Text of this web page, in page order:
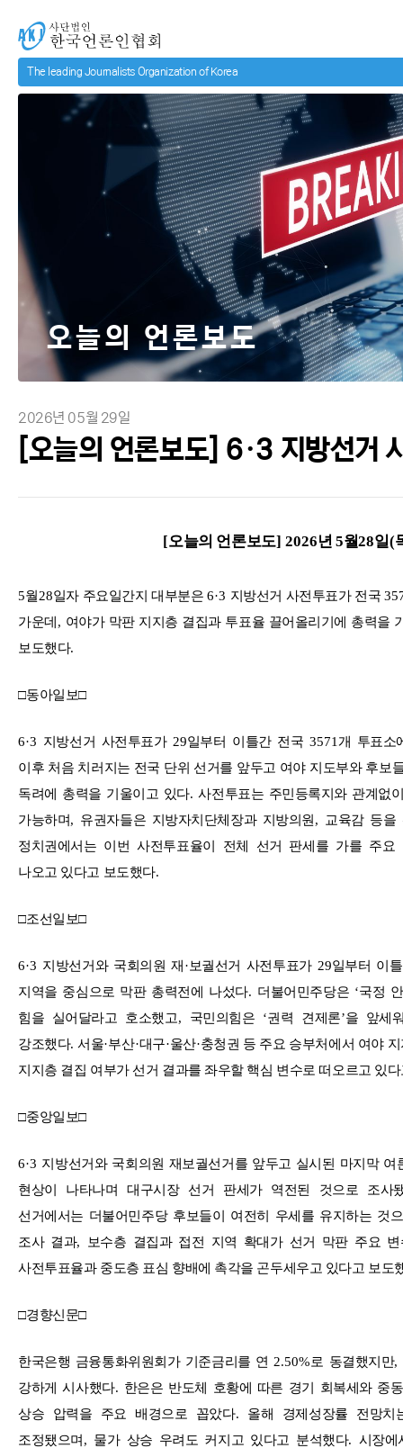
사단법인 한국언론인협회
2026년 05월 29일
[오늘의 언론보도] 6·3 지방선거
오늘의 언론보도
[오늘의 언론보도] 2026년 5월28일(
5월28일자 주요일간지 대부분은6·3 지방선거 사전투표가 전국
가운데 , 여야가 막판 지지층 결집과 투표율 끌어올리기에 총력을
보도했다.
□동아일보□
6·3 지방선거 사전투표가 29일부터 이틀간 전국 3571 개 투표소
이후 처음 치러지는 전국 단위 선거를 앞두고 여야 지도부와 후보
독려에 총력을 기울이고 있다.사전투표는 주민등록지와 관계없
가능하며, 유권자들은 지방자치단체장과 지방의원 ,
교육감 등을
정치권에서는 이번 사전투표율이 전체 선거 판세를 가를 주
나오고 있다고 보도했다.
□조선일보□
6·3 지방선거와 국회의원 재 ·보궐선거 사전투표가 29일부터 이
지역을 중심으로 막판 총력전에 나섰다. 더불어민주당은 ‘국정
힘을 실어달라고 호소했고, 국민의힘은 ‘권력 견제론’을 앞세
강조했다.서울·부산·대구·울산·충청권 등 주요 승부처에서 여야
지지층 결집 여부가 선거 결과를 좌우할 핵심 변수로 떠오르고 있
□중앙일보□
6·3 지방선거와 국회의원 재보궐선거를 앞두고 실시된 마지막
현상이 나타나며 대구시장 선거 판세가 역전된 것으로 조사
선거에서는 더불어민주당 후보들이 여전히 우세를 유지하는 것
조사 결과,
보수층 결집과 접전 지역 확대가 선거 막판 주요
사전투표율과 중도층 표심 향배에 촉각을 곤두세우고 있다고 보도
□경향신문□
한국은행 금융통화위원회가 기준금리를 연 2.50%로 동결했지만,
강하게 시사했다. 한은은 반도체 호황에 따른 경기 회복세와 중
상승 압력을 주요 배경으로 꼽았다. 올해 경제성장률 전망
조정됐으며 , 물가 상승 우려도 커지고 있다고 분석했다. 시장